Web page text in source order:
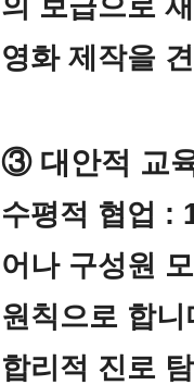
의 보급으로
영화 제작을
③ 대안적 교
수평적 협업 :
어나 구성원
원칙으로 합니
합리적 진로